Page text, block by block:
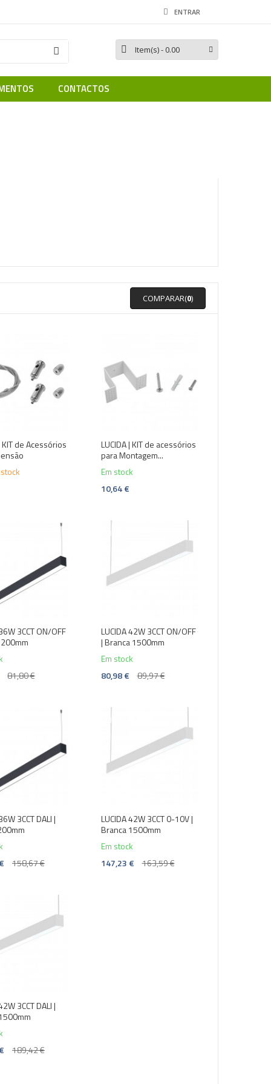
ENTRAR
Item(s)- 0.00
CONTACTOS
COMPARAR(0)
KIT de Acessórios
LUCIDA | KIT de acessórios
para Montagem...
Em stock
10,64 €
3CCT ON/OFF
81,80 €
LUCIDA 42W 3CCT ON/OFF
| Branca 1500mm
Em stock
80,98 €
89,97 €
3CCT DALI |
158,67 €
LUCIDA 42W 3CCT 0-10V |
Branca 1500mm
Em stock
147,23 €
163,59 €
3CCT DALI |
189,42 €